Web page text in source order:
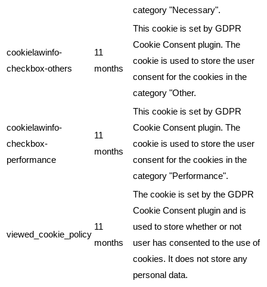
category "Necessary".
cookielawinfo-
checkbox-others
11
months
This cookie is set by GDPR
Cookie Consent plugin. The
cookie is used to store the user
consent for the cookies in the
category "Other.
cookielawinfo-
checkbox-
performance
11
months
This cookie is set by GDPR
Cookie Consent plugin. The
cookie is used to store the user
consent for the cookies in the
category "Performance".
viewed_cookie_policy
11
months
The cookie is set by the GDPR
Cookie Consent plugin and is
used to store whether or not
user has consented to the use of
cookies. It does not store any
personal data.